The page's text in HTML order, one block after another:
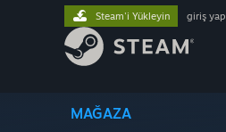
MAĞAZA
Steam'i Yükleyin giriş yap